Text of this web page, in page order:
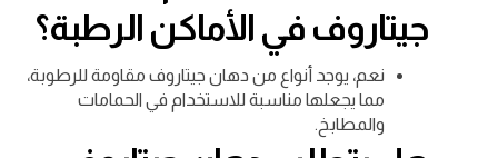
جيتاروف في الأماكن الرطبة؟
نعم، يوجد أنواع من دهان جيتاروف مقاومة للرطوبة،
مما يجعلها مناسبة للاستخدام في الحمامات
والمطابخ.